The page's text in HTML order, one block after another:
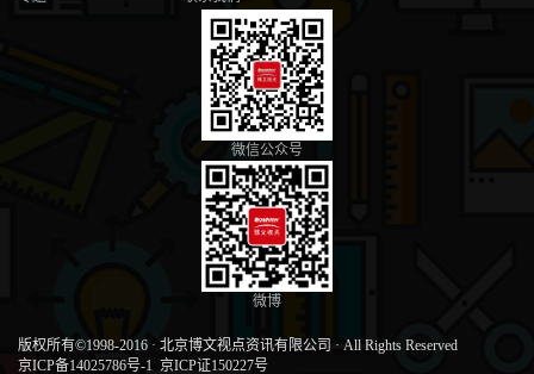
微信公众号
微博
版权所有©1998-2016 · 北京博文视点资讯有限公司 · All Rights Reserved
京ICP备14025786号-1 京ICP证150227号